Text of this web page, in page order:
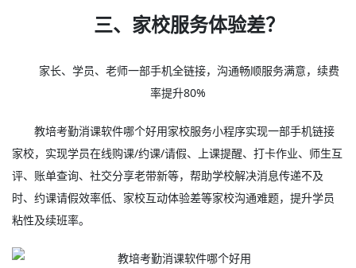
三、家校服务体验差？
家长、学员、老师一部手机全链接，沟通畅顺服务满意，续费
率提升80%
教培考勤消课软件哪个好用家校服务小程序实现一部手机链接
家校，实现学员在线购课/约课/请假、上课提醒、打卡作业、师生互
评、账单查询、社交分享老带新等，帮助学校解决消息传递不及
时、约课请假效率低、家校互动体验差等家校沟通难题，提升学员
粘性及续班率。